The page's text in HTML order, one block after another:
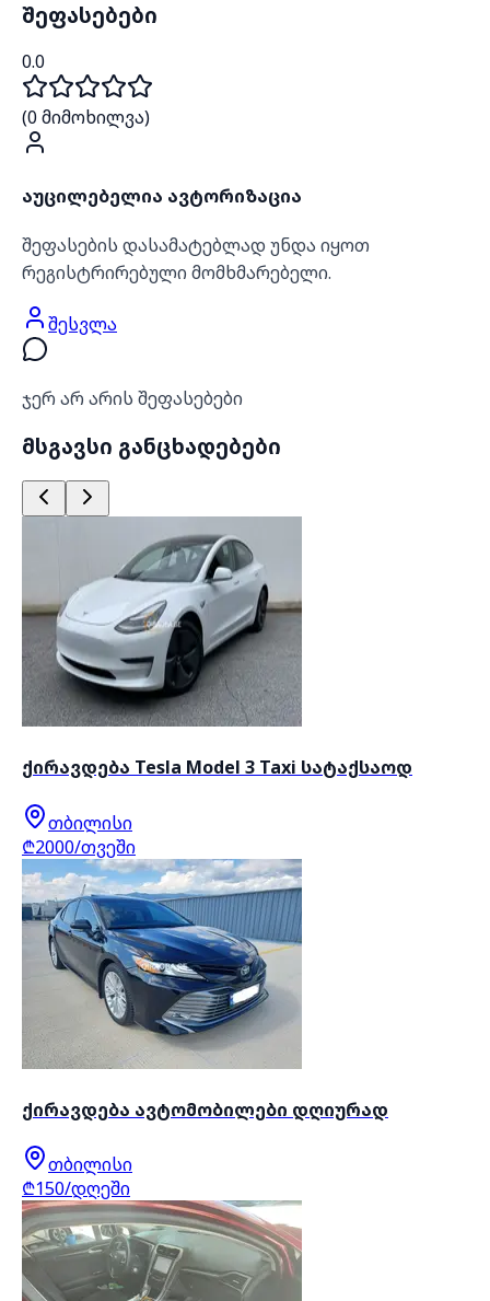
შეფასებები
0.0
(0მიმოხილვა)
აუცილებელია ავტორიზაცია
შეფასების დასამატებლად უნდა იყოთ
რეგისტრირებული მომხმარებელი.
შესვლა
ჯერ არ არის შეფასებები
მსგავსი განცხადებები
ქირავდება Tesla Model 3 Taxi სატაქსაოდ
თბილისი
₾2000/თვეში
ქირავდება ავტომობილები დღიურად
თბილისი
₾150/დღეში